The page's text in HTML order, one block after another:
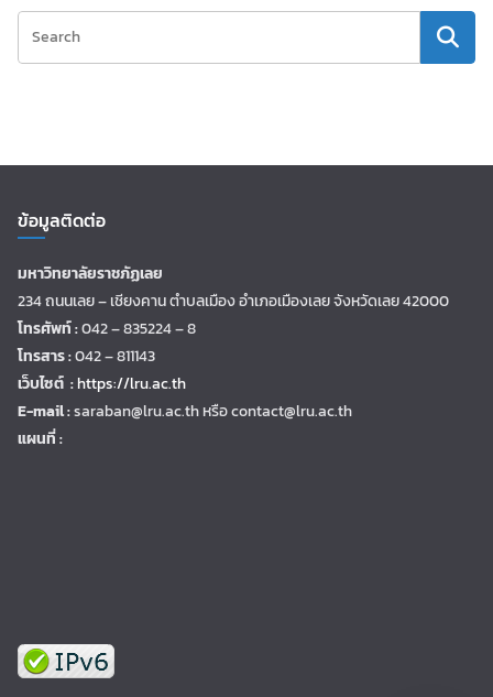
ข้อมูลติดต่อ
มหาวิทยาลัยราชภัฏเลย
234 ถนนเลย – เชียงคาน ตำบลเมือง อำเภอเมืองเลย จังหวัดเลย 42000
โทรศัพท์ :042 – 835224 – 8
โทรสาร :042 – 811143
เว็บไซต์ :https://lru.ac.th
E-mail :saraban@lru.ac.thหรือ contact@lru.ac.th
แผนที่ :